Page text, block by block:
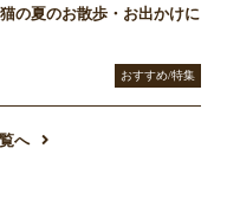
の夏のお散歩・お出かけに
おすすめ/特集
へ